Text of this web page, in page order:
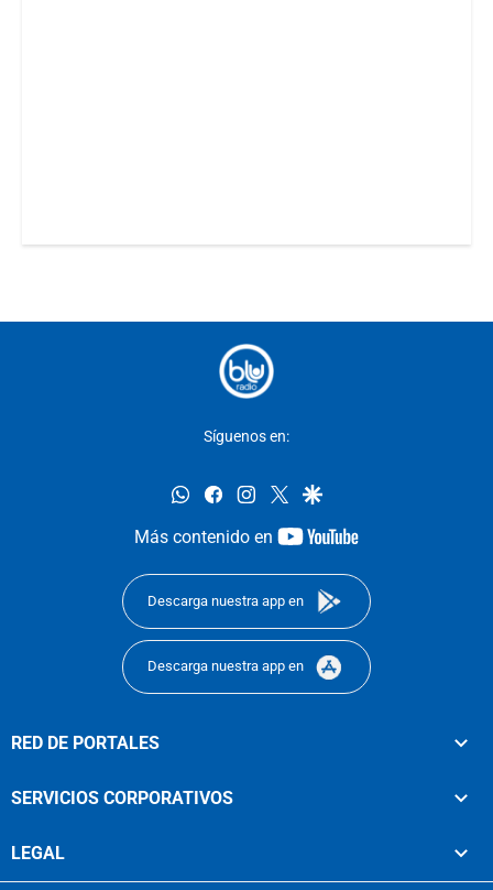
Síguenos en:
whatsappfacebookinstagram
twittergoogle
Más contenido en
youtube-
Descarga nuestra app en
Descarga nuestra app en
RED DE PORTALES
SERVICIOS CORPORATIVOS
LEGAL